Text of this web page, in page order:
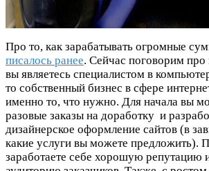
Про то, как зарабатывать огромные
писалось ранее. Сейчас поговорим
вы являетесь специалистом в
то собственный бизнес в сфере
именно то, что нужно. Для начала вы
разовые заказы на доработку и
дизайнерское оформление сайтов (в
какие услуги вы можете предложить).
заработаете себе хорошую репутацию